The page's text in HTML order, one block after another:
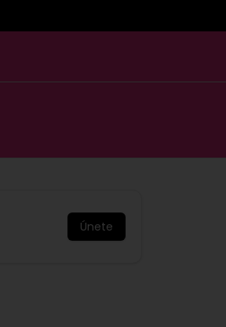
Únete